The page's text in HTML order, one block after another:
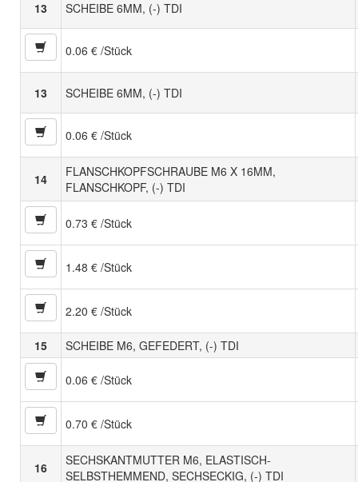
13 SCHEIBE 6MM, (-) TDI
0.06 € /Stück
13 SCHEIBE 6MM, (-) TDI
0.06 € /Stück
14
FLANSCHKOPFSCHRAUBE M6 X 16MM,
FLANSCHKOPF, (-) TDI
0.73 € /Stück
1.48 € /Stück
2.20 € /Stück
15 SCHEIBE M6, GEFEDERT, (-) TDI
0.06 € /Stück
0.70 € /Stück
16
SECHSKANTMUTTER M6, ELASTISCH-
SELBSTHEMMEND, SECHSECKIG, (-) TDI